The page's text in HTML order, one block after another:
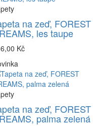
na zeď, FOREST
les taupe
Kč
na zeď, FOREST
palma zelená